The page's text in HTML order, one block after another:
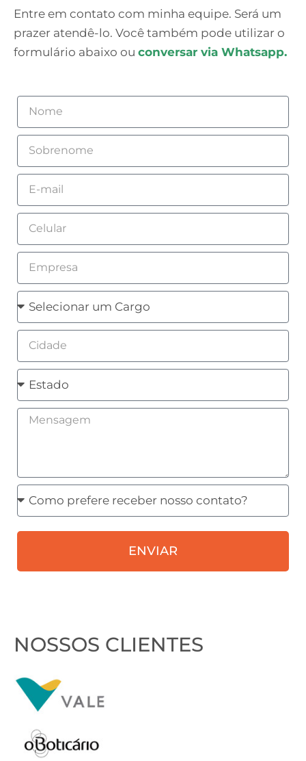
Entre em contato com minha equipe. Será um
prazer atendê-lo. Você também pode utilizar o
formulário abaixo ou conversar via Whatsapp.
Nome
Sobrenome
Email
Celular
Empresa
Cargo
Cidade
Estado
Mensagem
Como
prefere
receber
contato?
ENVIAR
NOSSOS CLIENTES